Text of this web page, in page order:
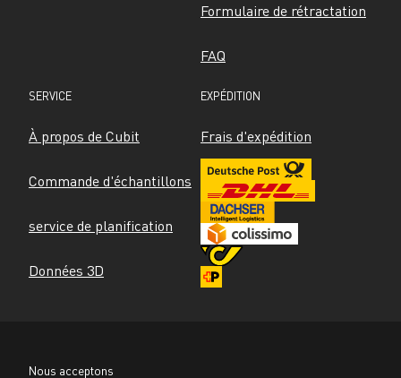
Formulaire de rétractation
FAQ
SERVICE
À propos de Cubit
Commande d'échantillons
service de planification
Données 3D
EXPÉDITION
Frais d'expédition
Nous acceptons